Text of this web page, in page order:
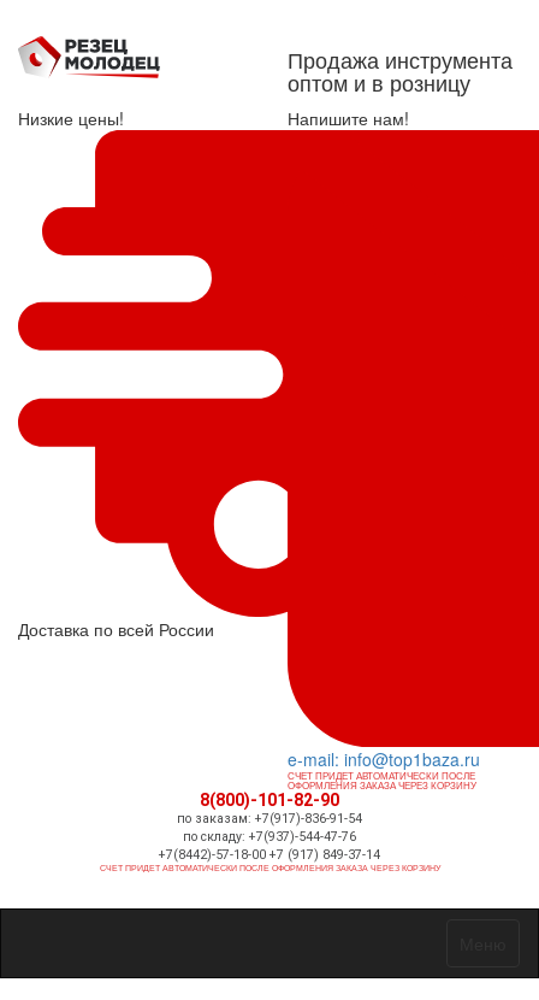
Продажа инструмента
оптом и в розницу
Низкие цены!
Доставка по всей России
Напишите нам!
e-mail: info@top1baza.ru
СЧЕТ ПРИДЕТ АВТОМАТИЧЕСКИ ПОСЛЕ
ОФОРМЛЕНИЯ ЗАКАЗА ЧЕРЕЗ КОРЗИНУ
8(800)-101-82-90
по заказам: +7(917)-836-91-54
по складу: +7(937)-544-47-76
+7(8442)-57-18-00 +7 (917) 849-37-14
СЧЕТ ПРИДЕТ АВТОМАТИЧЕСКИ ПОСЛЕ ОФОРМЛЕНИЯ ЗАКАЗА ЧЕРЕЗ КОРЗИНУ